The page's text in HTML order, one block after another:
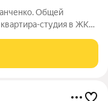
Общей
студия в ЖК
S10 кв.м. Окна